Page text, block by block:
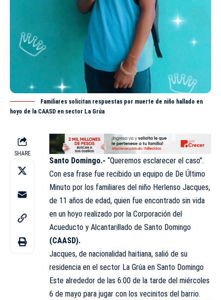
Familiares solicitan respuestas por muerte de niño hallado en
hoyo de la CAASD en sector La Grúa
SHARE
Santo Domingo.- “Queremos esclarecer el caso”.
Con esa frase fue recibido un equipo de De Último
Minuto por los familiares del niño Herlenso Jacques,
de 11 años de edad, quien fue encontrado sin vida
en un hoyo realizado por la Corporación del
Acueducto y Alcantarillado de Santo Domingo
(CAASD).
Jacques, de nacionalidad haitiana, salió de su
residencia en el sector La Grúa en Santo Domingo
Este alrededor de las 6:00 de la tarde del miércoles
6 de mayo para jugar con los vecinitos del barrio.